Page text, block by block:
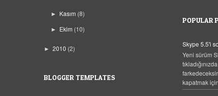
► Kasım (8)
► Ekim (10)
► 2010 (2)
BLOGGER TEMPLATES
POPULAR
Skype 5.5'i
Yeni sürüm
kapatmak